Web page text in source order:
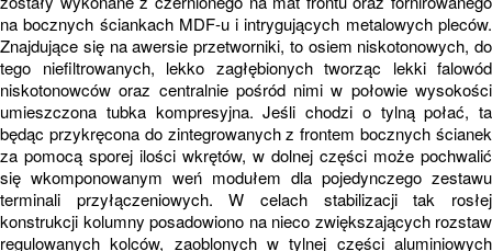
na bocznych ściankach MDF-u i intrygujących metalowych pleców.
Znajdujące się na awersie przetworniki, to osiem niskotonowych, do
tego niefiltrowanych, lekko zagłębionych tworząc lekki falowód
niskotonowców oraz centralnie pośród nimi w połowie wysokości
umieszczona tubka kompresyjna. Jeśli chodzi o tylną połać, ta
będąc przykręcona do zintegrowanych z frontem bocznych ścianek
za pomocą sporej ilości wkrętów, w dolnej części może pochwalić
się wkomponowanym weń modułem dla pojedynczego zestawu
terminali przyłączeniowych. W celach stabilizacji tak rosłej
konstrukcji kolumny posadowiono na nieco zwiększających rozstaw
regulowanych kolców, zaoblonych w tylnej części aluminiowych